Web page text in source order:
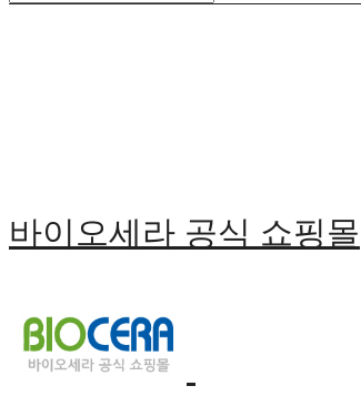
바이오세라 공식 쇼핑몰